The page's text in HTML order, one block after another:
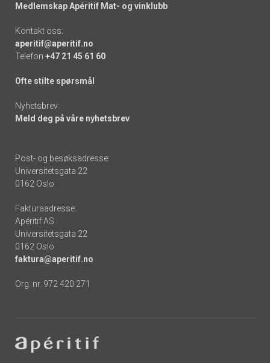
Medlemskap Apéritif Mat- og vinklubb
Kontakt oss:
aperitif@aperitif.no
Telefon +47 21 45 61 60
Ofte stilte spørsmål
Nyhetsbrev:
Meld deg på våre nyhetsbrev
Post- og besøksadresse:
Universitetsgata 22
0162 Oslo
Fakturaadresse:
Apéritif AS
Universitetsgata 22
0162 Oslo
faktura@aperitif.no
Org. nr. 972 420 271
-